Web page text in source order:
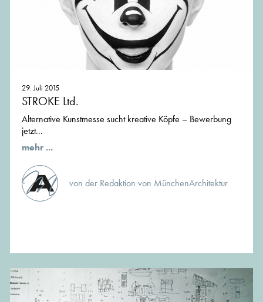
29. Juli 2015
STROKE Ltd.
Alternative Kunstmesse sucht kreative Köpfe – Bewerbung
jetzt...
mehr ...
von der Redaktion von MünchenArchitektur